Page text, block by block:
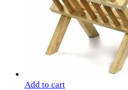
Add to cart